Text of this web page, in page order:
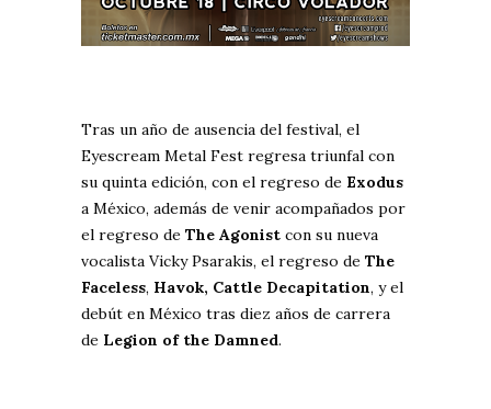
Tras un año de ausencia del festival, el
Eyescream Metal Fest regresa triunfal con
su quinta edición, con el regreso de Exodus
a México, además de venir acompañados por
el regreso de The Agonist con su nueva
vocalista Vicky Psarakis, el regreso de The
Faceless, Havok, Cattle Decapitation, y el
debút en México tras diez años de carrera
de Legion of the Damned.